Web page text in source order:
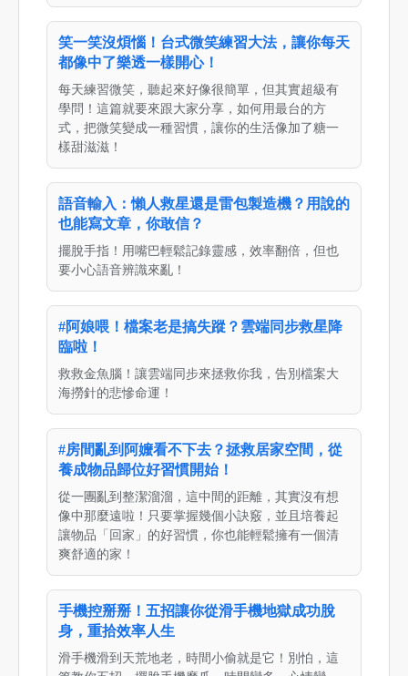
笑一笑沒煩惱！台式微笑練習大法，讓你每天
都像中了樂透一樣開心！
每天練習微笑，聽起來好像很簡單，但其實超級有
學問！這篇就要來跟大家分享，如何用最台的方
式，把微笑變成一種習慣，讓你的生活像加了糖一
樣甜滋滋！
語音輸入：懶人救星還是雷包製造機？用說的
也能寫文章，你敢信？
擺脫手指！用嘴巴輕鬆記錄靈感，效率翻倍，但也
要小心語音辨識來亂！
#阿娘喂！檔案老是搞失蹤？雲端同步救星降
臨啦！
救救金魚腦！讓雲端同步來拯救你我，告別檔案大
海撈針的悲慘命運！
#房間亂到阿嬤看不下去？拯救居家空間，從
養成物品歸位好習慣開始！
從一團亂到整潔溜溜，這中間的距離，其實沒有想
像中那麼遠啦！只要掌握幾個小訣竅，並且培養起
讓物品「回家」的好習慣，你也能輕鬆擁有一個清
爽舒適的家！
手機控掰掰！五招讓你從滑手機地獄成功脫
身，重拾效率人生
滑手機滑到天荒地老，時間小偷就是它！別怕，這